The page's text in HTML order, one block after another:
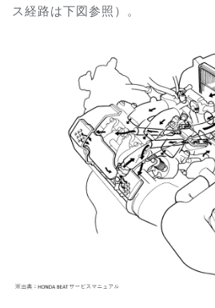
ス経路は下図参照）。